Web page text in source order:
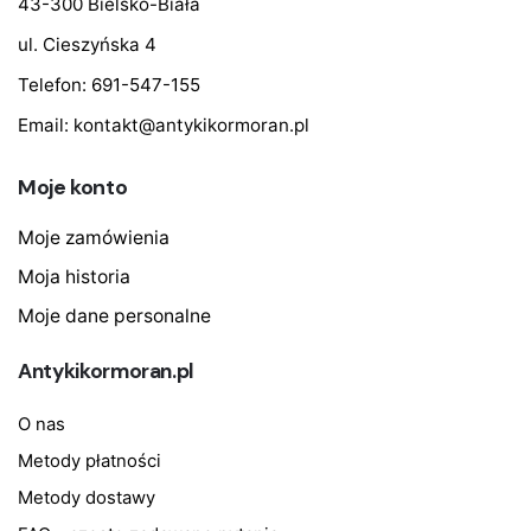
ul. Cieszyńska 4
Telefon: 691-547-155
Email: kontakt@antykikormoran.pl
Moje konto
Moje zamówienia
Moja historia
Moje dane personalne
Antykikormoran.pl
O nas
Metody płatności
Metody dostawy